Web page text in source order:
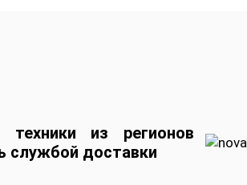
техники из регионов
службой доставки